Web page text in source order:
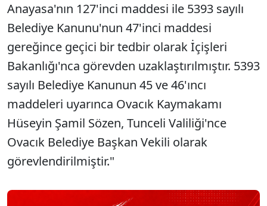
Anayasa'nın 127'inci maddesi ile 5393 sayılı
Belediye Kanunu'nun 47'inci maddesi
gereğince geçici bir tedbir olarak İçişleri
Bakanlığı'nca görevden uzaklaştırılmıştır. 5393
sayılı Belediye Kanunun 45 ve 46'ıncı
maddeleri uyarınca Ovacık Kaymakamı
Hüseyin Şamil Sözen, Tunceli Valiliği'nce
Ovacık Belediye Başkan Vekili olarak
görevlendirilmiştir."